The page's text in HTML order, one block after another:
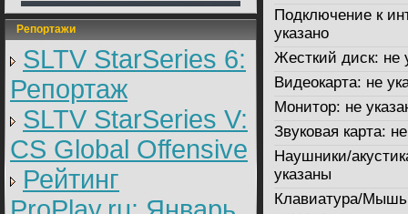
Репортажи
SLTV StarSeries 6:
Репортаж
SLTV StarSeries V:
CS Global Offensive
Рейтинг
Подключение к
указано
Жесткий диск: не
Видеокарта: не
Монитор: не
Звуковая карта:
Наушники/
указаны
Клавиатура/